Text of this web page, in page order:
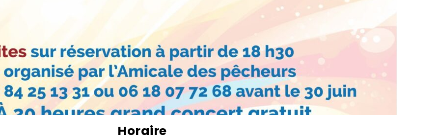
Horaire